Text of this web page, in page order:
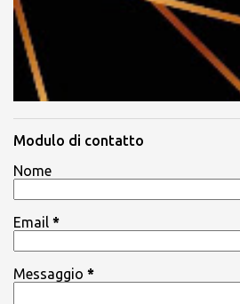
Modulo di contatto
Nome
Email *
Messaggio *